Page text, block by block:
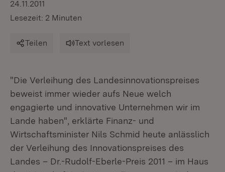
24.11.2011
Lesezeit: 2 Minuten
Teilen Text vorlesen
"Die Verleihung des Landesinnovationspreises
beweist immer wieder aufs Neue welch
engagierte und innovative Unternehmen wir im
Lande haben", erklärte Finanz- und
Wirtschaftsminister Nils Schmid heute anlässlich
der Verleihung des Innovationspreises des
Landes – Dr.-Rudolf-Eberle-Preis 2011 – im Haus